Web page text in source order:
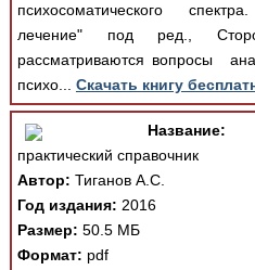
психосоматического
лечение" под ред.,
рассматриваются вопросы
психо... Скачать книгу
Название:
практический справочник
Автор: Тиганов А.С.
Год издания: 2016
Размер: 50.5 МБ
Формат: pdf